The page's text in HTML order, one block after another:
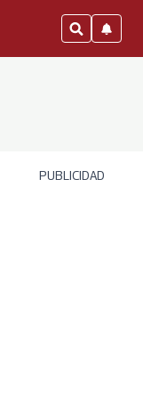
PUBLICIDAD